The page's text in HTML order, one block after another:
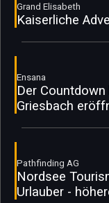
Grand Elisabeth
Kaiserliche
Ensana
Der
Griesbach
Pathfinding AG
Nordsee
Urlauber -